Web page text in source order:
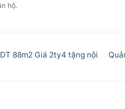
hộ.
88m2 Giá 2ty4 tặng nội
Next